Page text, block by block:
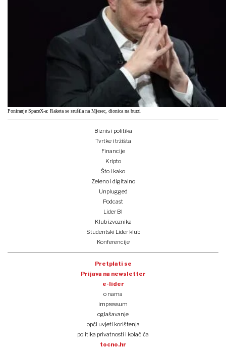
Poniranje SpaceX-a: Raketa se srušila na Mjesec, dionica na burzi
Biznis i politika
Tvrtke i tržišta
Financije
Kripto
Što i kako
Zeleno i digitalno
Unplugged
Podcast
Lider BI
Klub izvoznika
Studentski Lider klub
Konferencije
Pretplati se
Prijava na newsletter
e-lider
o nama
impressum
oglašavanje
opći uvjeti korištenja
politika privatnosti i kolačića
tocno.hr